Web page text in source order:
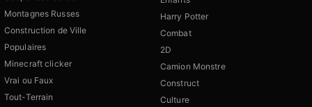
Montagnes Russes
Construction de Ville
Populaires
Minecraft clicker
Vrai ou Faux
Tout-Terrain
Harry Potter
Combat
2D
Camion Monstre
Construct
Culture